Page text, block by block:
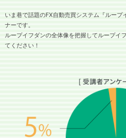
いま巷で話題のFX自動売買システム『ループ
ナーです。
ループイフダンの全体像を把握してループイ
てください！